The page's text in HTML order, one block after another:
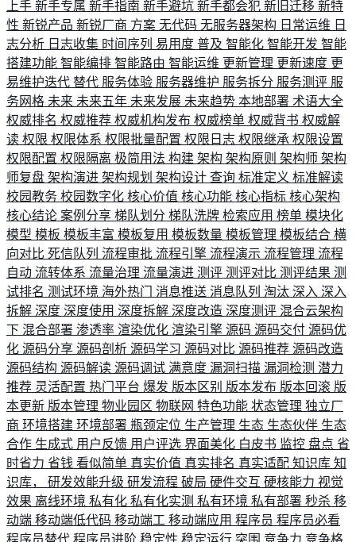
上手 新手专属 新手指南 新手避坑 新手都会犯 新旧迁移 新特
性 新锐产品 新锐厂商 方案 无代码 无服务器架构 日常运维 日
志分析 日志收集 时间序列 易用度 普及 智能化 智能开发 智能
搭建功能 智能编排 智能路由 智能运维 更新管理 更新速度 更
易维护迭代 替代 服务体验 服务器维护 服务拆分 服务测评 服
务网格 未来 未来五年 未来发展 未来趋势 本地部署 术语大全
权威排名 权威推荐 权威机构发布 权威榜单 权威背书 权威解
读 权限 权限体系 权限批量配置 权限日志 权限继承 权限设置
权限配置 权限隔离 极简用法 构建 架构 架构原则 架构师 架构
师复盘 架构演进 架构规划 架构设计 查询 标准定义 标准解读
校园教务 校园数字化 核心价值 核心功能 核心指标 核心架构
核心结论 案例分享 梯队划分 梯队洗牌 检索应用 榜单 模块化
模型 模板 模板丰富 模板复用 模板数量 模板管理 模板结合 横
向对比 死信队列 流程审批 流程引擎 流程演示 流程管理 流程
自动 流转体系 流量治理 流量演进 测评 测评对比 测评结果 测
试排名 测试环境 海外热门 消息推送 消息队列 淘汰 深入 深入
拆解 深度 深度使用 深度拆解 深度改造 深度测评 混合云架构
下 混合部署 渗透率 渲染优化 渲染引擎 源码 源码交付 源码优
化 源码分享 源码剖析 源码学习 源码对比 源码推荐 源码改造
源码结构 源码解读 源码调试 满意度 漏洞扫描 漏洞检测 潜力
推荐 灵活配置 热门平台 爆发 版本区别 版本发布 版本回滚 版
本更新 版本管理 物业园区 物联网 特色功能 状态管理 独立厂
商 环境搭建 环境部署 瓶颈定位 生产管理 生态 生态伙伴 生态
合作 生成式 用户反馈 用户评选 界面美化 白皮书 监控 盘点 省
时省力 省钱 看似简单 真实价值 真实排名 真实适配 知识库 知
识库， 研发效能升级 研发流程 破局 硬件交互 硬核能力 视觉
效果 离线环境 私有化 私有化实测 私有环境 私有部署 秒杀 移
动端 移动端低代码 移动端工 移动端应用 程序员 程序员必看
程序员替代 程序员进阶 稳定性 稳定运行 突围 竞争力 竞争格